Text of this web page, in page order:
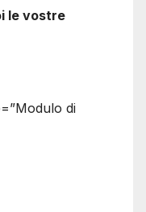
le vostre
di